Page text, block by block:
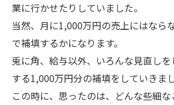
業に行かせたりしていました。
当然、月に1,000万円の売上にはなら
で補填するかになります。
兎に角、給与以外、いろんな見直し
する1,000万円分の補填をしていきまし
この時に、思ったのは、どんな些細